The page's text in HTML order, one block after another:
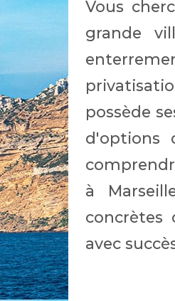
Vous
grande
possède
d'options
à
concrètes
avec